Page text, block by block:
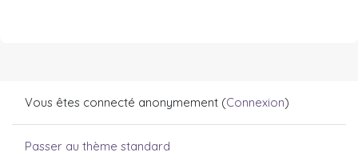
Vous êtes connecté anonymement (Connexion)
Passer au thème standard